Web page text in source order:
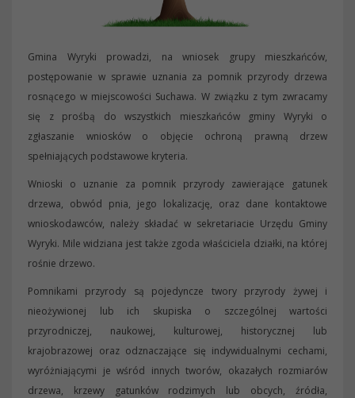
Gmina Wyryki prowadzi, na wniosek grupy mieszkańców,
postępowanie w sprawie uznania za pomnik przyrody drzewa
rosnącego w miejscowości Suchawa. W związku z tym zwracamy
się z prośbą do wszystkich mieszkańców gminy Wyryki o
zgłaszanie wniosków o objęcie ochroną prawną drzew
spełniających podstawowe kryteria.
Wnioski o uznanie za pomnik przyrody zawierające gatunek
drzewa, obwód pnia, jego lokalizację, oraz dane kontaktowe
wnioskodawców, należy składać w sekretariacie Urzędu Gminy
Wyryki. Mile widziana jest także zgoda właściciela działki, na której
rośnie drzewo.
Pomnikami przyrody są pojedyncze twory przyrody żywej i
nieożywionej lub ich skupiska o szczególnej wartości
przyrodniczej, naukowej, kulturowej, historycznej lub
krajobrazowej oraz odznaczające się indywidualnymi cechami,
wyróżniającymi je wśród innych tworów, okazałych rozmiarów
drzewa, krzewy gatunków rodzimych lub obcych, źródła,